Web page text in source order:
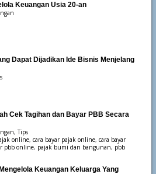
Keuangan Usia 20-an
Dapat Dijadikan Ide Bisnis Menjelang
Cek Tagihan dan Bayar PBB Secara
,Tips
online, cara bayar pajak online, cara bayar
pbb online, pajak bumi dan bangunan, pbb
Keuangan Keluarga Yang